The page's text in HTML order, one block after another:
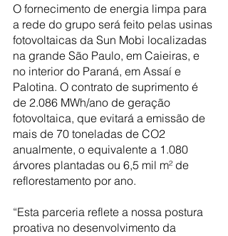
O fornecimento de energia limpa para
a rede do grupo será feito pelas usinas
fotovoltaicas da Sun Mobi localizadas
na grande São Paulo, em Caieiras, e
no interior do Paraná, em Assaí e
Palotina. O contrato de suprimento é
de 2.086 MWh/ano de geração
fotovoltaica, que evitará a emissão de
mais de 70 toneladas de CO2
anualmente, o equivalente a 1.080
árvores plantadas ou 6,5 mil m² de
reflorestamento por ano.
“Esta parceria reflete a nossa postura
proativa no desenvolvimento da